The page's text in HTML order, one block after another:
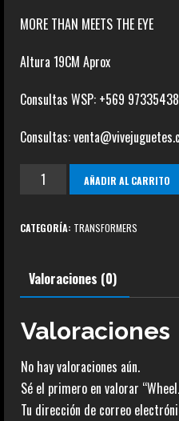
original
$14.990.
actual
$9.990.
MORE THAN MEETS THE EYE
Altura 19CM Aprox
Consultas WSP: +569 97335438
Consultas:
WheelJack
Authentic
cantidad
AÑADIR AL CARRITO
CATEGORÍA: TRANSFORMERS
Valoraciones (0)
Valoraciones
No hay valoraciones aún.
Sé el primero en valorar
Tu dirección de correo